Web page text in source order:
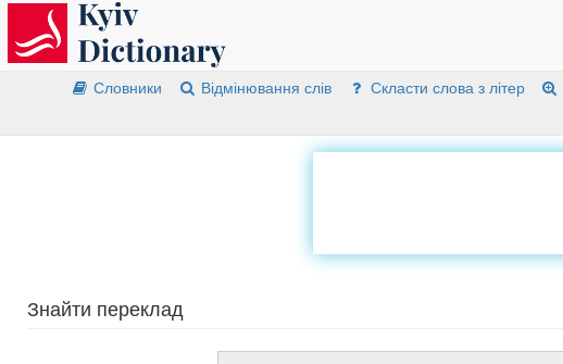
Словники Відмінювання слів Скласти слова з літер
Знайти переклад